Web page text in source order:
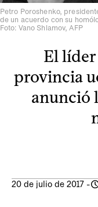
Petro Poroshenko,
de un acuerdo con su
Foto: Vano Shlamov, AFP
El líder
provincia
anunció
20 de julio de 2017 -